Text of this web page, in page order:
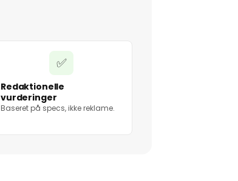
✅
Redaktionelle
vurderinger
Baseret på specs, ikke reklame.